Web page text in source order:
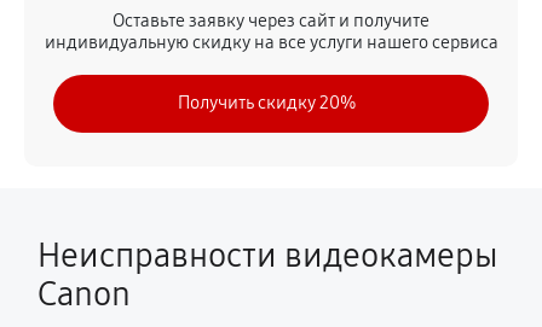
Замена микрофона
1310 руб 60 минут
Замена кнопки включения
Оставьте заявку через сайт и получите
индивидуальную скидку на все услуги нашего сервиса
Получить скидку 20%
Неисправности видеокамеры
Canon